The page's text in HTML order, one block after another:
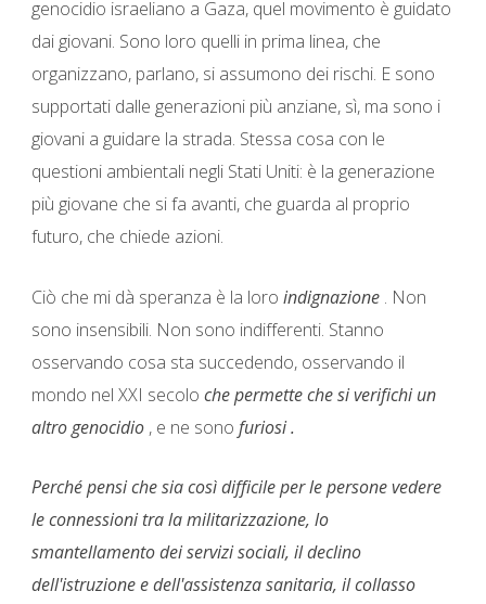
genocidio israeliano a Gaza, quel movimento è guidato
dai giovani. Sono loro quelli in prima linea, che
organizzano, parlano, si assumono dei rischi. E sono
supportati dalle generazioni più anziane, sì, ma sono i
giovani a guidare la strada. Stessa cosa con le
questioni ambientali negli Stati Uniti: è la generazione
più giovane che si fa avanti, che guarda al proprio
futuro, che chiede azioni.
Ciò che mi dà speranza è la loroindignazione . Non
sono insensibili. Non sono indifferenti. Stanno
osservando cosa sta succedendo, osservando il
mondo nel XXI secoloche permette che si verifichi un
altro genocidio , e ne sonofuriosi .
Perché pensi che sia così difficile per le persone vedere
le connessioni tra la militarizzazione, lo
smantellamento dei servizi sociali, il declino
dell'istruzione e dell'assistenza sanitaria, il collasso